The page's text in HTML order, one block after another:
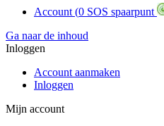
Account (0 SOS spaarpunt
Ga naar de inhoud
Inloggen
Account aanmaken
Inloggen
Mijn account